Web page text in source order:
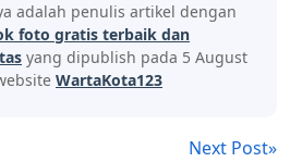
adalah penulis artikel dengan
foto gratis terbaik dan
yang dipublish pada 5 August
WartaKota123
Next Post»